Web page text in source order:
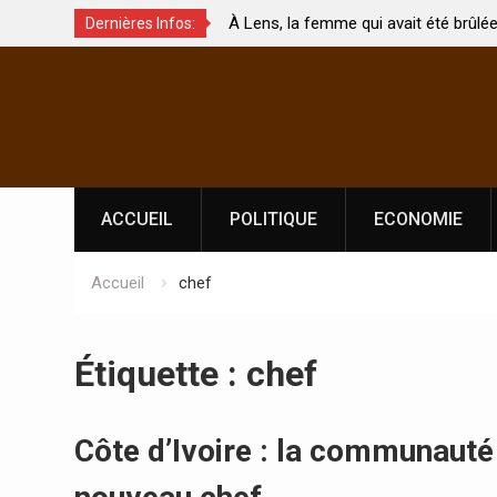
Dernières Infos:
À Lens, la femme qui avait été brûlée avec son bébé
par son mari est morte
ACCUEIL POLITIQUE ECONOMIE
Accueil chef
Étiquette : chef
Côte d’Ivoire : la